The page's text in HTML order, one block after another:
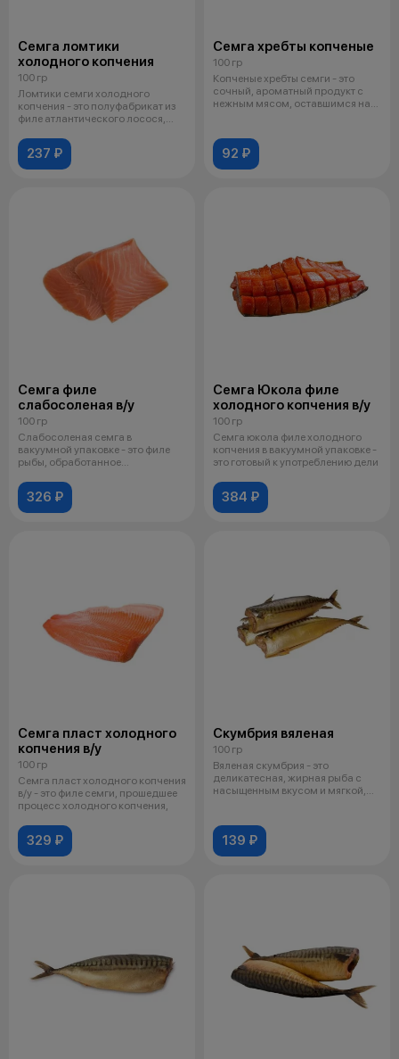
Семга ломтики
холодного копчения
100 гр
Ломтики семги холодного
копчения - это полуфабрикат из
филе атлантического лосося,
237 ₽
Семга хребты копченые
100 гр
Копченые хребты семги - это
сочный, ароматный продукт с
нежным мясом, оставшимся на
92 ₽
Семга филе
слабосоленая в/у
100 гр
Слабосоленая семга в
вакуумной упаковке - это филе
рыбы, обработанное
326 ₽
Семга Юкола филе
холодного копчения в/у
100 гр
Семга юкола филе холодного
копчения в вакуумной упаковке -
это готовый к употреблению дели
384 ₽
Семга пласт холодного
копчения в/у
100 гр
Семга пласт холодного копчения
в/у - это филе семги, прошедшее
процесс холодного копчения,
329 ₽
Скумбрия вяленая
100 гр
Вяленая скумбрия - это
деликатесная, жирная рыба с
насыщенным вкусом и мягкой,
139 ₽